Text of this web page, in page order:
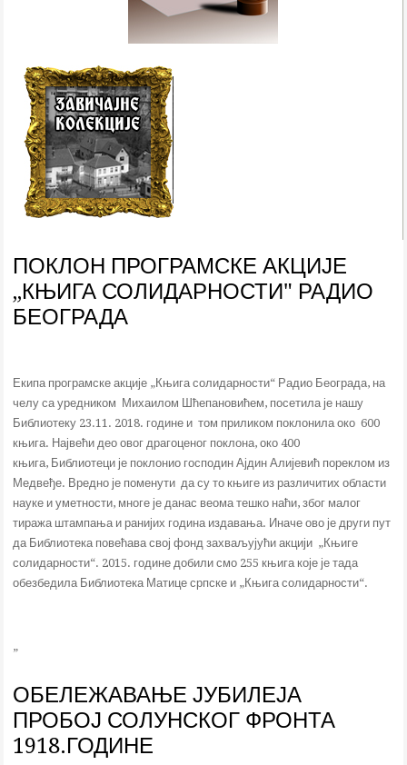
ПОКЛОН ПРОГРАМСКЕ АКЦИЈЕ
„КЊИГА СОЛИДАРНОСТИ" РАДИО
БЕОГРАДА
Екипа програмске акције „Књига солидарности“ Радио Београда, на
челу са уредником Михаилом Шћепановићем, посетила је нашу
Библиотеку 23.11. 2018. године и том приликом поклонила око 600
књига. Највећи део овог драгоценог поклона, око 400
књига, Библиотеци је поклонио господин Ајдин Алијевић пореклом из
Медвеђе. Вредно је поменути да су то књиге из различитих области
науке и уметности, многе је данас веома тешко наћи, због малог
тиража штампања и ранијих година издавања. Иначе ово је други пут
да Библиотека повећава свој фонд захваљујући акцији „Књиге
солидарности“. 2015. године добили смо 255 књига које је тада
обезбедила Библиотека Матице српске и „Књига солидарности“.
„
ОБЕЛЕЖАВАЊЕ ЈУБИЛЕЈА
ПРОБОЈ СОЛУНСКОГ ФРОНТА
1918.ГОДИНЕ